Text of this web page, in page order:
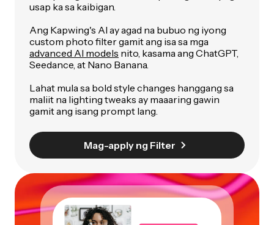
usap ka sa kaibigan.
Ang Kapwing's AI ay agad na bubuo ng iyong
custom photo filter gamit ang isa sa mga
advanced AI models nito, kasama ang ChatGPT,
Seedance, at Nano Banana.
Lahat mula sa bold style changes hanggang sa
maliit na lighting tweaks ay maaaring gawin
gamit ang isang prompt lang.
Mag-apply ng Filter